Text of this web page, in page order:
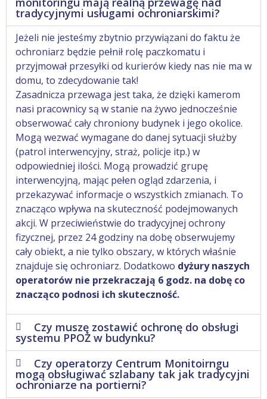
tradycyjnymi usługami ochroniarskimi?
Jeżeli nie jesteśmy zbytnio przywiązani do faktu że
ochroniarz będzie pełnił rolę paczkomatu i
przyjmował przesyłki od kurierów kiedy nas nie ma w
domu, to zdecydowanie tak!
Zasadnicza przewaga jest taka, że dzięki kamerom
nasi pracownicy są w stanie na żywo jednocześnie
obserwować cały chroniony budynek i jego okolice.
Mogą wezwać wymagane do danej sytuacji służby
(patrol interwencyjny, straż, policje itp.) w
odpowiedniej ilości. Mogą prowadzić grupę
interwencyjną, mając pełen ogląd zdarzenia, i
przekazywać informacje o wszystkich zmianach. To
znacząco wpływa na skuteczność podejmowanych
akcji. W przeciwieństwie do tradycyjnej ochrony
fizycznej, przez 24 godziny na dobę obserwujemy
cały obiekt, a nie tylko obszary, w których właśnie
znajduje się ochroniarz. Dodatkowo dyżury naszych
operatorów nie przekraczają 6 godz. na dobę co
znacząco podnosi ich skuteczność.
Czy muszę zostawić ochronę do obsługi
systemu PPOŻ w budynku?
Czy operatorzy Centrum Monitoirngu
mogą obsługiwać szlabany tak jak tradycyjni
ochroniarze na portierni?